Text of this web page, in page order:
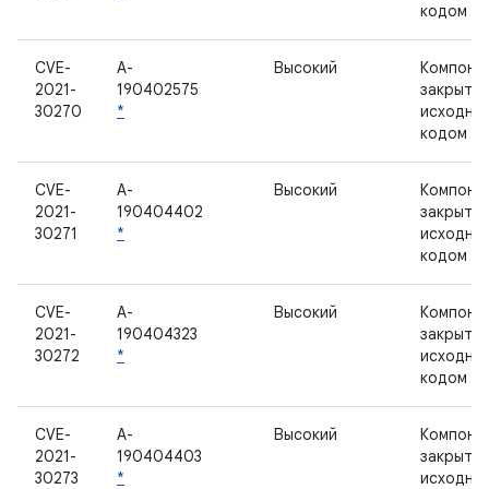
кодом
CVE-
2021-
30270
A-
190402575
*
Высокий
кодом
CVE-
2021-
30271
A-
190404402
*
Высокий
кодом
CVE-
2021-
30272
A-
190404323
*
Высокий
кодом
CVE-
2021-
30273
A-
190404403
*
Высокий